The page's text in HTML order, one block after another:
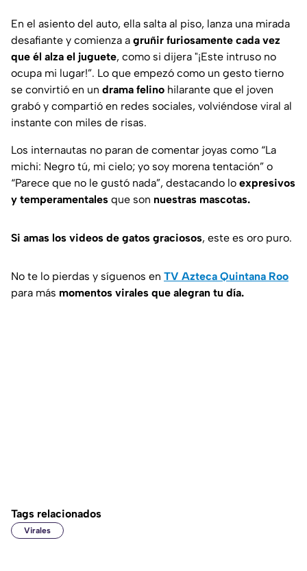
En el asiento del auto, ella salta al piso, lanza una mirada
desafiante y comienza a gruñir furiosamente cada vez
que él alza el juguete, como si dijera "¡Este intruso no
ocupa mi lugar!”. Lo que empezó como un gesto tierno
se convirtió en un drama felino hilarante que el joven
grabó y compartió en redes sociales, volviéndose viral al
instante con miles de risas.
Los internautas no paran de comentar joyas como “La
michi: Negro tú, mi cielo; yo soy morena tentación” o
“Parece que no le gustó nada”, destacando lo expresivos
y temperamentales que son nuestras mascotas.
Si amas los videos de gatos graciosos, este es oro puro.
No te lo pierdas y síguenos en TV Azteca Quintana Roo
para más momentos virales que alegran tu día.
Tags relacionados
Virales